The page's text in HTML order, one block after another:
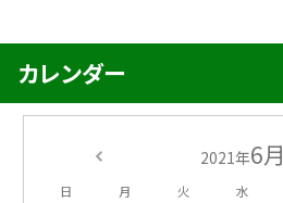
カレンダー
2021年6月
日 月 火 水